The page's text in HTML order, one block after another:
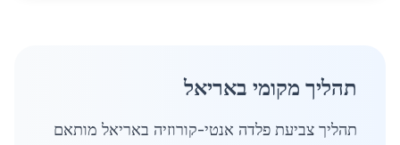
תהליך מקומי באריאל
תהליך צביעת פלדה אנטי-קורוזיה באריאל מותאם